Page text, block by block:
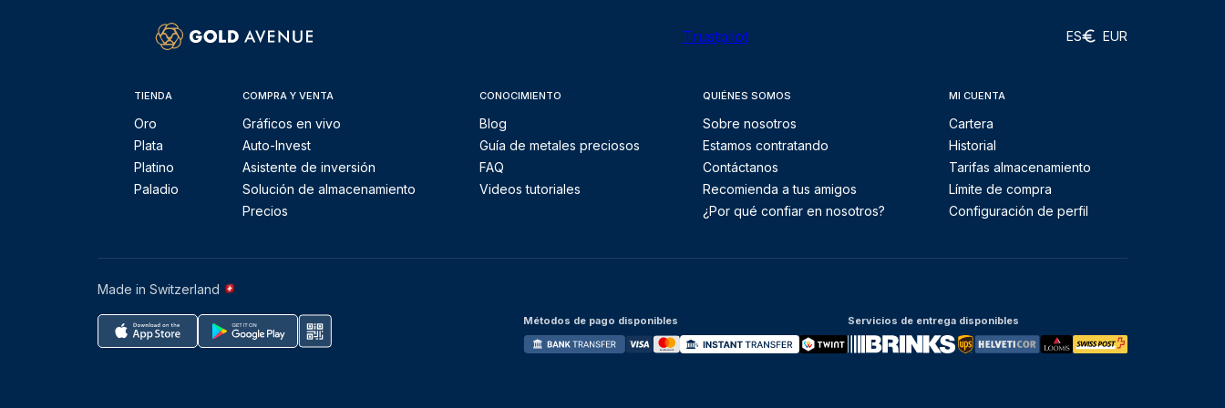
Trustpilot ES EUR
TIENDA
Oro
Plata
Platino
Paladio
COMPRA Y VENTA
Gráficos en vivo
Auto-Invest
Asistente de inversión
Solución de almacenamiento
Precios
CONOCIMIENTO
Blog
Guía de metales preciosos
FAQ
Videos tutoriales
QUIÉNES SOMOS
Sobre nosotros
Estamos contratando
Contáctanos
Recomienda a tus amigos
¿Por qué confiar en nosotros?
MI CUENTA
Cartera
Historial
Tarifas almacenamiento
Límite de compra
Configuración de perfil
Made in Switzerland
Métodos de pago disponibles Servicios de entrega disponibles